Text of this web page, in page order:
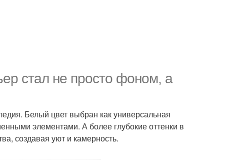
стал не просто фоном, а
Белый цвет выбран как универсальная
элементами. А более глубокие оттенки в
создавая уют и камерность.